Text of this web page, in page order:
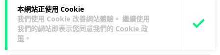
本網站正使用 Cookie
我們使用 Cookie 改善網站體驗。 繼續使用
我們的網站即表示您同意我們的 Cookie 政
策 。
人工智能
Vin